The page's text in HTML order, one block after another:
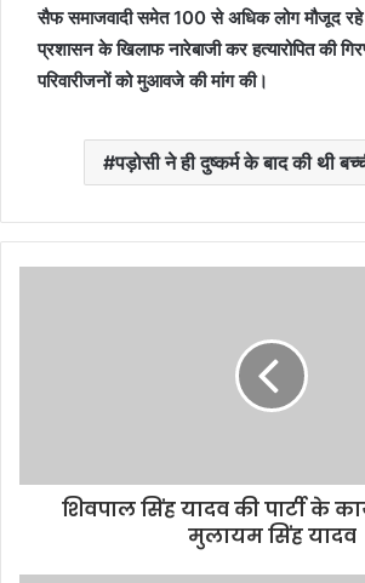
सैफ समाजवादी समेत 100 से अधिक लोग मौजूद
प्रशासन के खिलाफ नारेबाजी कर हत्यारोपित की
परिवारीजनों को मुआवजे की मांग की।
पड़ोसी ने ही दुष्कर्म के बाद की थी
शिवपाल सिंह यादव की पार्टी के
मुलायम सिंह यादव